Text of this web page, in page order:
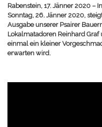
Rabenstein, 17. Jänner 2020 –
Sonntag, 26. Jänner 2020,
Ausgabe unserer Psairer
Lokalmatadoren Reinhard Graf
einmal ein kleiner
erwarten wird.